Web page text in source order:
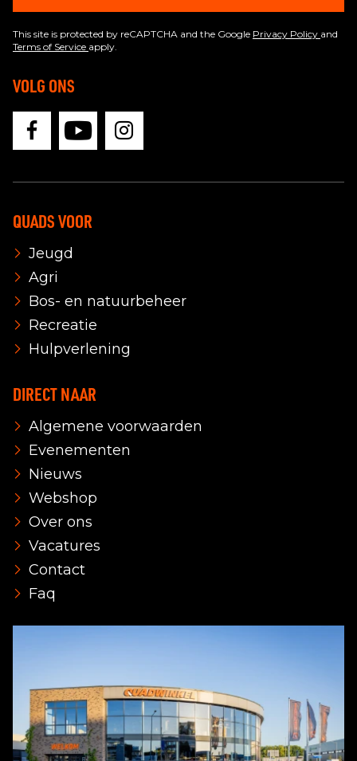
This site is protected by reCAPTCHA and the Google Privacy Policy and
Terms of Service apply.
VOLG ONS
QUADS VOOR
Jeugd
Agri
Bos- en natuurbeheer
Recreatie
Hulpverlening
DIRECT NAAR
Algemene voorwaarden
Evenementen
Nieuws
Webshop
Over ons
Vacatures
Contact
Faq